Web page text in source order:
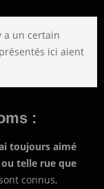
a un certain
ici aient
:
toujours aimé
telle rue que
connus,